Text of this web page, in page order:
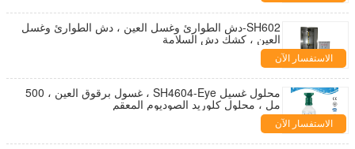
SH602-دش الطوارئ وغسل العين ، دش الطوارئ وغسل
العين ، كشك دش السلامة
الاستفسار الآن
محلول غسيل SH4604-Eye ، غسول برقوق العين ، 500
مل ، محلول كلوريد الصوديوم المعقم
الاستفسار الآن